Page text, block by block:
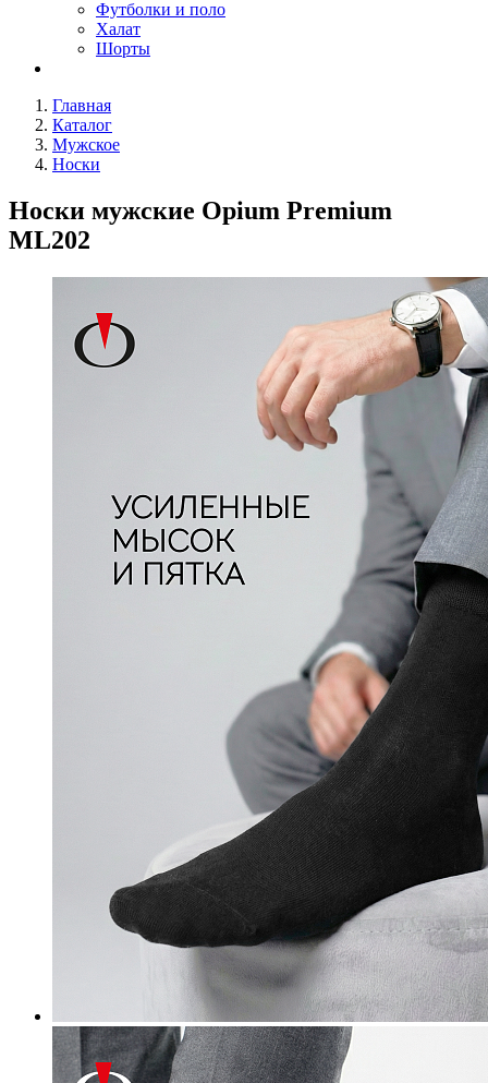
Футболки и поло
Халат
Шорты
Главная
Каталог
Мужское
Носки
Носки мужские Opium Premium
ML202